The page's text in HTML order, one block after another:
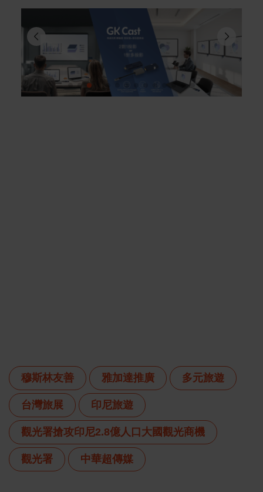
穆斯林友善 雅加達推廣 多元旅遊
台灣旅展 印尼旅遊
觀光署搶攻印尼2.8億人口大國觀光商機
觀光署 中華超傳媒